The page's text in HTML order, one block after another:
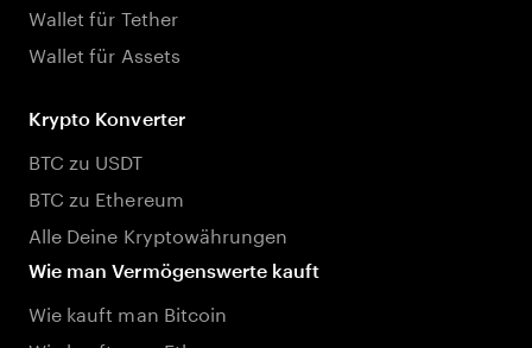
Wallet für Tether
Wallet für Assets
Krypto Konverter
BTC zu USDT
BTC zu Ethereum
Alle Deine Kryptowährungen
Wie man Vermögenswerte kauft
Wie kauft man Bitcoin